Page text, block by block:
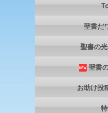
聖書だ
聖書の
聖書
お助け投